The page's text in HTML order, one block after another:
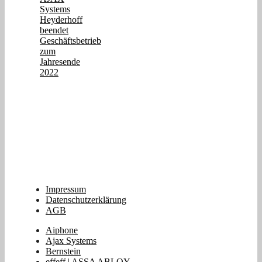
Systems
Heyderhoff
beendet
Geschäftsbetrieb
zum
Jahresende
2022
Impressum
Datenschutzerklärung
AGB
Aiphone
Ajax Systems
Bernstein